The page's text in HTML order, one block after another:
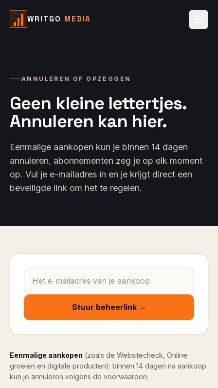
WRITGO MEDIA
ANNULEREN OF OPZEGGEN
Geen kleine lettertjes.
Annuleren kan hier.
Eenmalige aankopen kun je binnen 14 dagen
annuleren, abonnementen zeg je op elk moment
op. Vul je e-mailadres in en je krijgt direct een
beveiligde link om het te regelen.
Stuur beheerlink →
Eenmalige aankopen (zoals de Websitecheck, Online
groeien en digitale producten): binnen 14 dagen na aankoop
kun je annuleren volgens de voorwaarden.